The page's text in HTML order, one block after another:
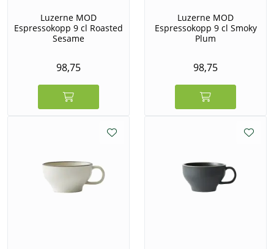
Luzerne MOD
Espressokopp 9 cl Roasted
Sesame
98,75
Luzerne MOD
Espressokopp 9 cl Smoky
Plum
98,75